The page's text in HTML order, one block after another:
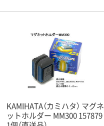
KAMIHATA（カミハタ） マグネ
ットホルダー MM300 157879